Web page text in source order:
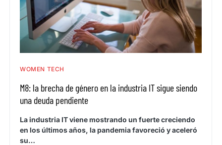
WOMEN TECH
M8: la brecha de género en la industria IT sigue siendo
una deuda pendiente
La industria IT viene mostrando un fuerte creciendo
en los últimos años, la pandemia favoreció y aceleró
su…